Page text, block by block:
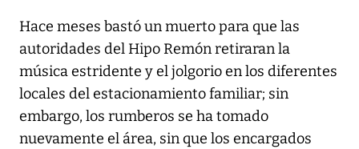
Hace meses bastó un muerto para que las
autoridades del Hipo Remón retiraran la
música estridente y el jolgorio en los diferentes
locales del estacionamiento familiar; sin
embargo, los rumberos se ha tomado
nuevamente el área, sin que los encargados